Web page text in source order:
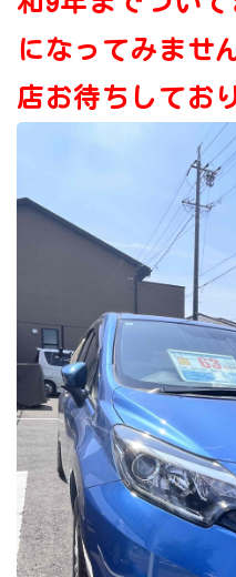
になってみ
店お待ちしてお